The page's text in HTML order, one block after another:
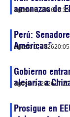
amenazas de
agosto 6, 202605:35
Perú:
Américas”
agosto 5, 202620:05
Gobierno
alejaría a
agosto 5, 202617:26
Prosigue en